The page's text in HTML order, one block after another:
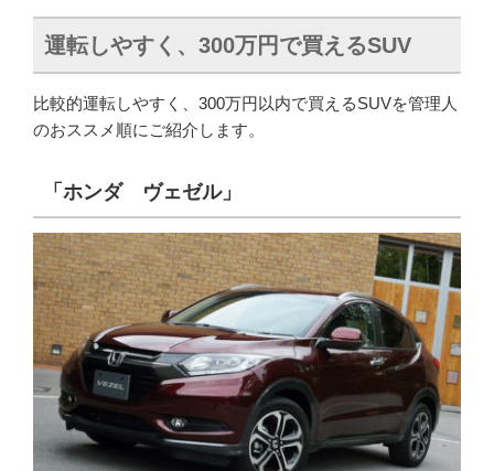
運転しやすく、300万円で買えるSUV
比較的運転しやすく、300万円以内で買えるSUVを管理人
のおススメ順にご紹介します。
「ホンダ ヴェゼル」